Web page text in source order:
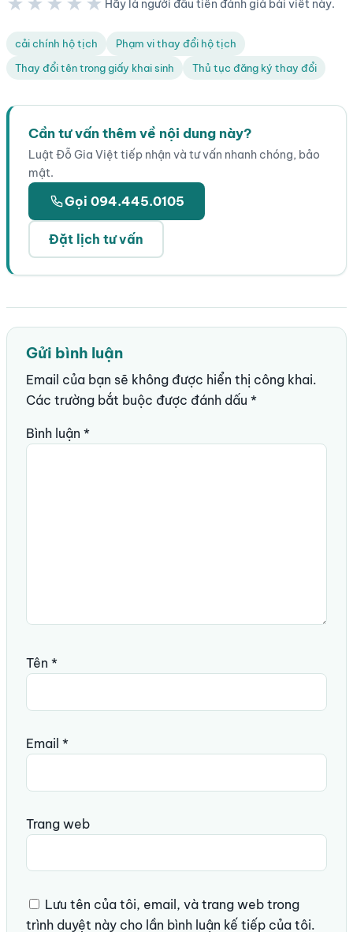
Hãy là người đầu tiên đánh giá bài viết này.
cải chính hộ tịch
Phạm vi thay đổi hộ tịch
Thay đổi tên trong giấy khai sinh
Thủ tục đăng ký thay đổi
Cần tư vấn thêm về nội dung này?
Luật Đỗ Gia Việt tiếp nhận và tư vấn nhanh chóng, bảo
mật.
Gọi 094.445.0105
Đặt lịch tư vấn
Gửi bình luận
Email của bạn sẽ không được hiển thị công khai.
Các trường bắt buộc được đánh dấu *
Bình luận *
Tên *
Email *
Trang web
Lưu tên của tôi, email, và trang web trong
trình duyệt này cho lần bình luận kế tiếp của tôi.